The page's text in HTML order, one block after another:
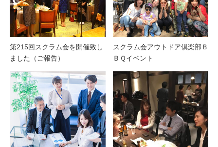
第215回スクラム会を開催致し
ました（ご報告）
スクラム会アウトドア倶楽部Ｂ
ＢＱイベント